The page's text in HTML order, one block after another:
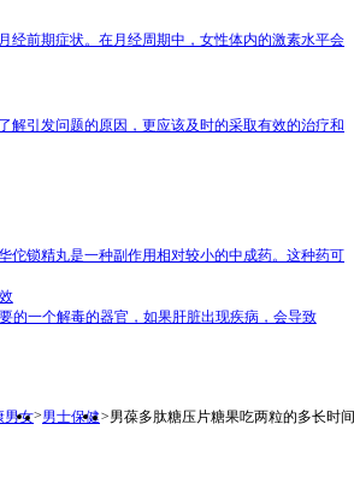
经前期症状。在月经周期中，女性体内的激素水平会
解引发问题的原因，更应该及时的采取有效的治疗和
佗锁精丸是一种副作用相对较小的中成药。这种药可
的一个解毒的器官，如果肝脏出现疾病，会导致
男女>男士保健>男葆多肽糖压片糖果吃两粒的多长时间